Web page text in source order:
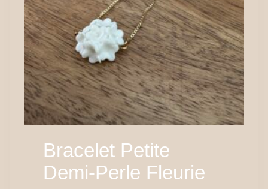
Bracelet Petite
Demi-Perle Fleurie